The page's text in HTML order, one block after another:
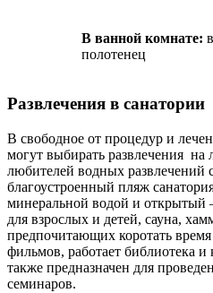
В ванной комнате:
полотенец
Развлечения в санатории
В свободное от процедур и
могут выбирать развлечения
любителей водных развлечений
благоустроенный пляж
минеральной водой и открытый
для взрослых и детей, сауна,
предпочитающих коротать
фильмов, работает библиотека
также предназначен для
семинаров.